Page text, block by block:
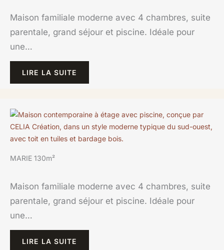
Maison familiale moderne avec 4 chambres, suite
parentale, grand séjour et piscine. Idéale pour
une…
LIRE LA SUITE
MARIE 130m²
Maison familiale moderne avec 4 chambres, suite
parentale, grand séjour et piscine. Idéale pour
une…
LIRE LA SUITE